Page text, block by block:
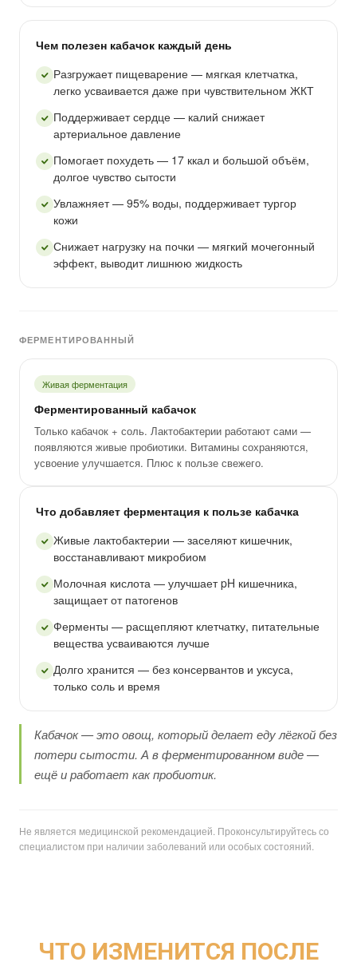
Чем полезен кабачок каждый день
Разгружает пищеварение — мягкая клетчатка,
легко усваивается даже при чувствительном ЖКТ
Поддерживает сердце — калий снижает
артериальное давление
Помогает похудеть — 17 ккал и большой объём,
долгое чувство сытости
Увлажняет — 95% воды, поддерживает тургор
кожи
Снижает нагрузку на почки — мягкий мочегонный
эффект, выводит лишнюю жидкость
ФЕРМЕНТИРОВАННЫЙ
Живая ферментация
Ферментированный кабачок
Только кабачок + соль. Лактобактерии работают сами —
появляются живые пробиотики. Витамины сохраняются,
усвоение улучшается. Плюс к пользе свежего.
Что добавляет ферментация к пользе кабачка
Живые лактобактерии — заселяют кишечник,
восстанавливают микробиом
Молочная кислота — улучшает pH кишечника,
защищает от патогенов
Ферменты — расщепляют клетчатку, питательные
вещества усваиваются лучше
Долго хранится — без консервантов и уксуса,
только соль и время
Кабачок — это овощ, который делает еду лёгкой без
потери сытости. А в ферментированном виде —
ещё и работает как пробиотик.
Не является медицинской рекомендацией. Проконсультируйтесь со
специалистом при наличии заболеваний или особых состояний.
ЧТО ИЗМЕНИТСЯ ПОСЛЕ